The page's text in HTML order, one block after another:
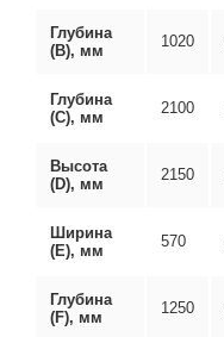
Глубина
(В), мм
1020
Глубина
(С), мм
2100
Высота
(D), мм
2150
Ширина
(Е), мм
570
Глубина
(F), мм
1250